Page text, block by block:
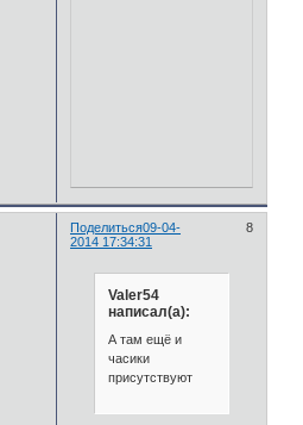
Поделиться 8
09-04-
2014 17:34:31
Valer54
написал(а):
А там ещё и
часики
присутствуют